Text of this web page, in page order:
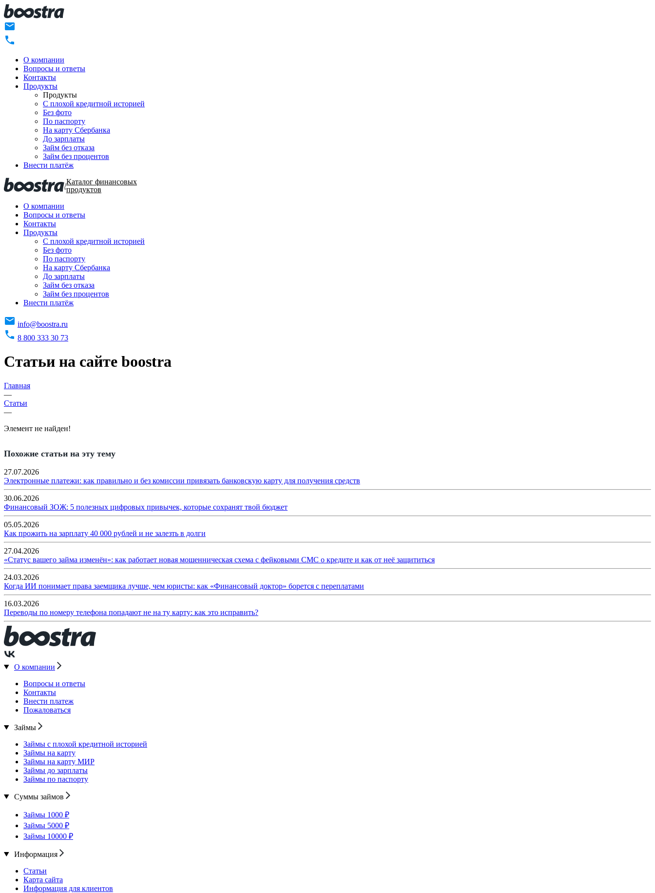
О компании
Вопросы и ответы
Контакты
Продукты
Продукты
C плохой кредитной историей
Без фото
По паспорту
На карту Сбербанка
До зарплаты
Займ без отказа
Займ без процентов
Внести платёж
/Каталог финансовых
продуктов
О компании
Вопросы и ответы
Контакты
Продукты
C плохой кредитной историей
Без фото
По паспорту
На карту Сбербанка
До зарплаты
Займ без отказа
Займ без процентов
Внести платёж
info@boostra.ru
8 800 333 30 73
Статьи на сайте boostra
Главная
—
Статьи
—
Элемент не найден!
Похожие статьи на эту тему
27.07.2026
Электронные платежи: как правильно и без комиссии привязать банковскую карту для получения средств
30.06.2026
Финансовый ЗОЖ: 5 полезных цифровых привычек, которые сохранят твой бюджет
05.05.2026
Как прожить на зарплату 40 000 рублей и не залезть в долги
27.04.2026
«Статус вашего займа изменён»: как работает новая мошенническая схема с фейковыми СМС о кредите и как от неё защититься
24.03.2026
Когда ИИ понимает права заемщика лучше, чем юристы: как «Финансовый доктор» борется с переплатами
16.03.2026
Переводы по номеру телефона попадают не на ту карту: как это исправить?
О компании
Вопросы и ответы
Контакты
Внести платеж
Пожаловаться
Займы
Займы с плохой кредитной историей
Займы на карту
Займы на карту МИР
Займы до зарплаты
Займы по паспорту
Суммы займов
Займы 1000 ₽
Займы 5000 ₽
Займы 10000 ₽
Информация
Статьи
Карта сайта
Информация для клиентов